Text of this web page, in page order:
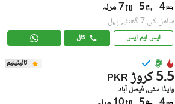
4
5 7 مرلہ
شامل کی:7 گھنٹے پہل
ایس ایم ایس کال
ٹائیٹینیم
PKR 5.5 کروڑ
واپڈا سٹی, فیصل آباد